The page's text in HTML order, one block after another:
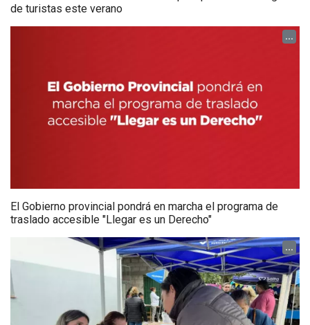
de turistas este verano
...
El Gobierno provincial pondrá en marcha el programa de
traslado accesible "Llegar es un Derecho"
...